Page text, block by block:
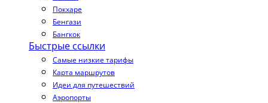
Покхаре
Бенгази
Бангкок
Быстрые ссылки
Самые низкие тарифы
Карта маршрутов
Идеи для путешествий
Аэропорты